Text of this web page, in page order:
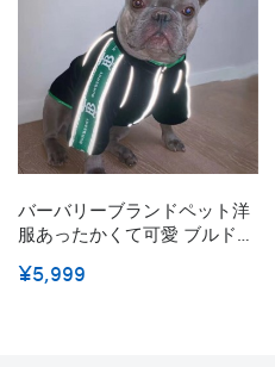
バーバリーブランドペット洋
服あったかくて可愛 ブルドッ
ケット反射ストリップ付き
¥5,999